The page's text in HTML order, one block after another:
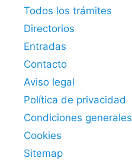
Todos los trámites
Directorios
Entradas
Contacto
Aviso legal
Política de privacidad
Condiciones generales
Cookies
Sitemap